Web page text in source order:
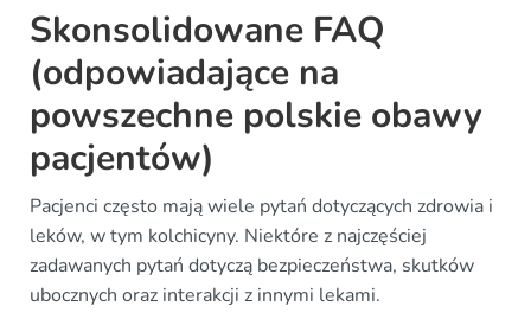
Skonsolidowane FAQ
(odpowiadające na
powszechne polskie obawy
pacjentów)
Pacjenci często mają wiele pytań dotyczących zdrowia i
leków, w tym kolchicyny. Niektóre z najczęściej
zadawanych pytań dotyczą bezpieczeństwa, skutków
ubocznych oraz interakcji z innymi lekami.